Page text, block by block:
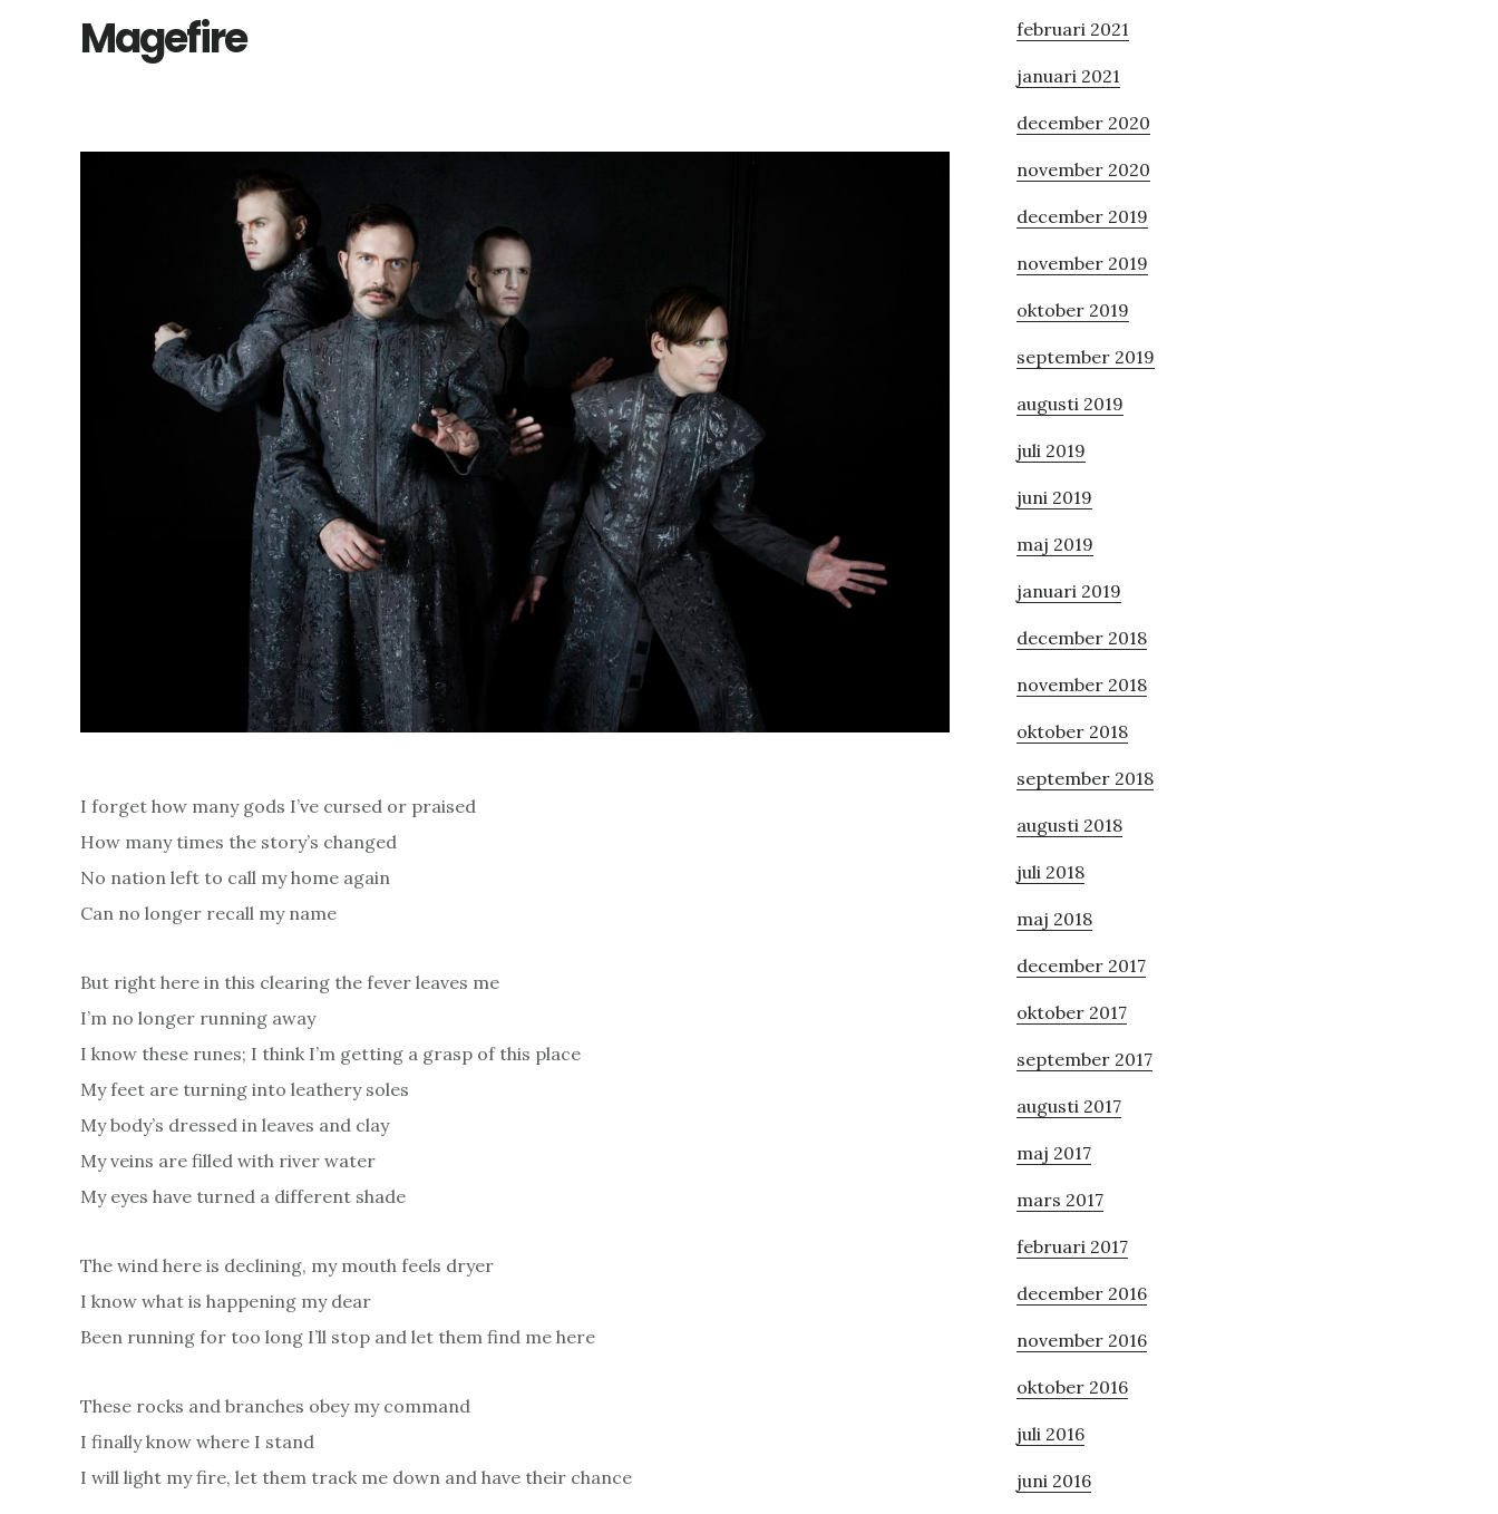
Magefire
I forget how many gods I’ve cursed or praised
How many times the story’s changed
No nation left to call my home again
Can no longer recall my name
But right here in this clearing the fever leaves me
I’m no longer running away
I know these runes; I think I’m getting a grasp of this place
My feet are turning into leathery soles
My body’s dressed in leaves and clay
My veins are filled with river water
My eyes have turned a different shade
The wind here is declining, my mouth feels dryer
I know what is happening my dear
Been running for too long I’ll stop and let them find me here
These rocks and branches obey my command
I finally know where I stand
I will light my fire, let them track me down and have their chance
februari 2021
januari 2021
december 2020
november 2020
december 2019
november 2019
oktober 2019
september 2019
augusti 2019
juli 2019
juni 2019
maj 2019
januari 2019
december 2018
november 2018
oktober 2018
september 2018
augusti 2018
juli 2018
maj 2018
december 2017
oktober 2017
september 2017
augusti 2017
maj 2017
mars 2017
februari 2017
december 2016
november 2016
oktober 2016
juli 2016
juni 2016